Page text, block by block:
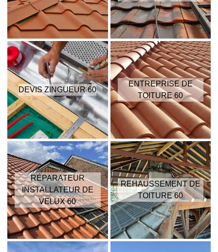
DEVIS ZINGUEUR 60
ENTREPRISE DE
TOITURE 60
RÉPARATEUR
INSTALLATEUR DE
VELUX 60
REHAUSSEMENT DE
TOITURE 60